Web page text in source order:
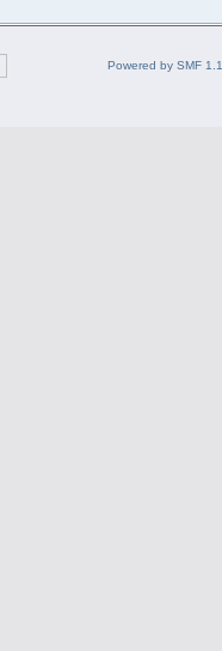
Powered by SMF